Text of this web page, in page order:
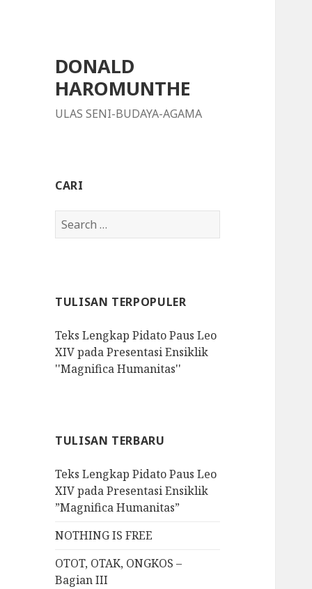
DONALD
HAROMUNTHE
ULAS SENI-BUDAYA-AGAMA
CARI
S
e
h
o
r
:
TULISAN TERPOPULER
Teks Lengkap Pidato Paus Leo
XIV pada Presentasi Ensiklik
''Magnifica Humanitas''
TULISAN TERBARU
Teks Lengkap Pidato Paus Leo
XIV pada Presentasi Ensiklik
”Magnifica Humanitas”
NOTHING IS FREE
OTOT, OTAK, ONGKOS –
Bagian III